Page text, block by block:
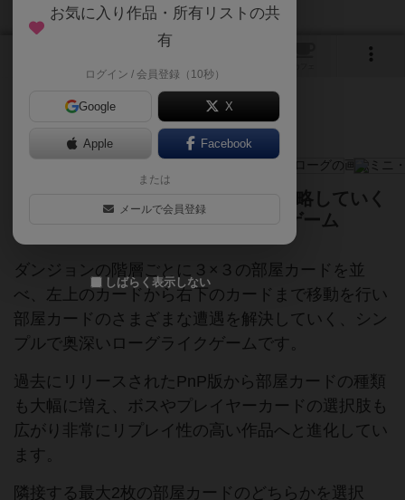
３×３に配置されたダンジョンを攻略していく
「ミニ」だけど立派な「ローグ」ゲーム
ダンジョンの階層ごとに３×３の部屋カードを並
べ、左上のカードから右下のカードまで移動を行い
部屋カードのさまざまな遭遇を解決していく、シン
プルで奥深いローグライクゲームです。
過去にリリースされたPnP版から部屋カードの種類
も大幅に増え、ボスやプレイヤーカードの選択肢も
広がり非常にリプレイ性の高い作品へと進化してい
ます。
隣接する最大2枚の部屋カードのどちらかを選択
お気に入り作品・所有リストの共
有
ログイン / 会員登録（10秒）
Google X
Apple Facebook
または
メールで会員登録
しばらく表示しない